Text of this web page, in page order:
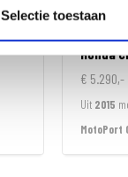
Selectie toestaan
Honda
€ 5.290,-
Uit 2015
MotoPort